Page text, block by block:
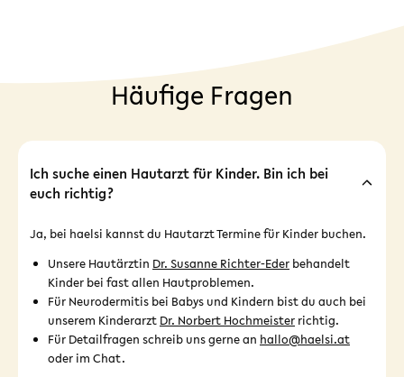
Häufige Fragen
Ich suche einen Hautarzt für Kinder. Bin ich bei
euch richtig?
Ja, bei haelsi kannst du Hautarzt Termine für Kinder buchen.
Unsere Hautärztin Dr. Susanne Richter-Eder behandelt
Kinder bei fast allen Hautproblemen.
Für Neurodermitis bei Babys und Kindern bist du auch bei
unserem Kinderarzt Dr. Norbert Hochmeister richtig.
Für Detailfragen schreib uns gerne an hallo@haelsi.at
oder im Chat.